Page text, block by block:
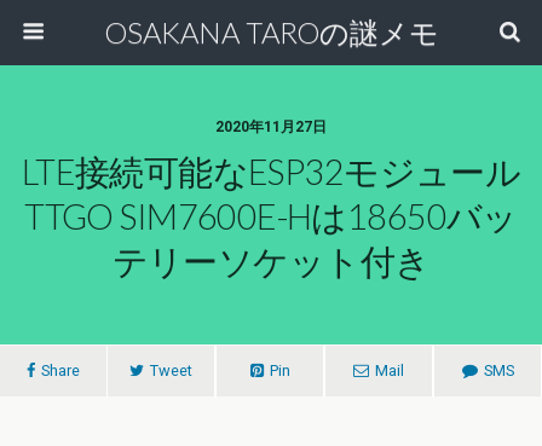
OSAKANA TAROの謎メモ
2020年11月27日
LTE接続可能なESP32モジュール
TTGO SIM7600E-Hは18650バッ
テリーソケット付き
Share Tweet Pin Mail SMS